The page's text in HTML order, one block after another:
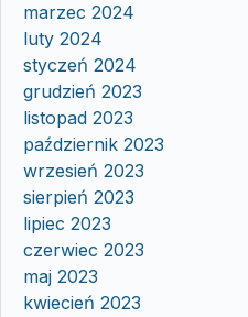
marzec 2024
luty 2024
styczeń 2024
grudzień 2023
listopad 2023
październik 2023
wrzesień 2023
sierpień 2023
lipiec 2023
czerwiec 2023
maj 2023
kwiecień 2023